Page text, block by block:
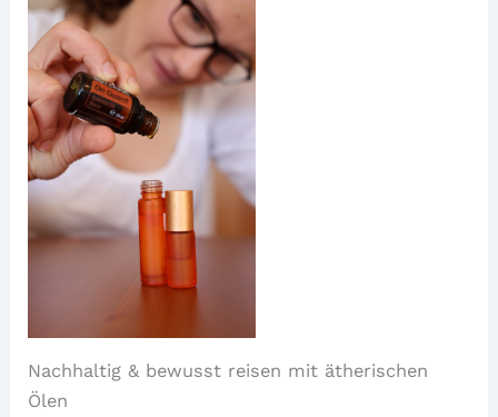
Nachhaltig & bewusst reisen mit ätherischen
Ölen